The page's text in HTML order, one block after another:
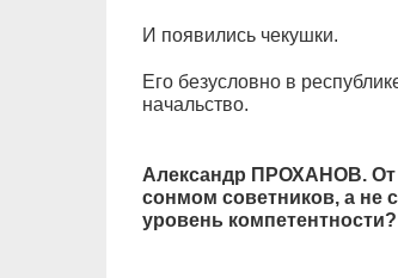
И появились чекушки.
Его безусловно в
начальство.
Александр ПРОХАНОВ. От
сонмом советников, а не
уровень компетентности?